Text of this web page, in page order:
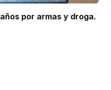
por armas y droga.